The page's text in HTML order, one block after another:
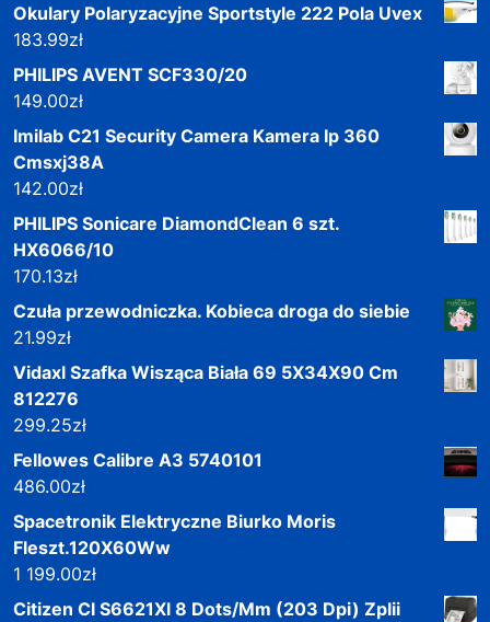
Okulary Polaryzacyjne Sportstyle 222 Pola Uvex
183.99zł
PHILIPS AVENT SCF330/20
149.00zł
Imilab C21 Security Camera Kamera Ip 360
Cmsxj38A
142.00zł
PHILIPS Sonicare DiamondClean 6 szt.
HX6066/10
170.13zł
Czuła przewodniczka. Kobieca droga do siebie
21.99zł
Vidaxl Szafka Wisząca Biała 69 5X34X90 Cm
812276
299.25zł
Fellowes Calibre A3 5740101
486.00zł
Spacetronik Elektryczne Biurko Moris
Fleszt.120X60Ww
1 199.00zł
Citizen Cl S6621Xl 8 Dots/Mm (203 Dpi) Zplii